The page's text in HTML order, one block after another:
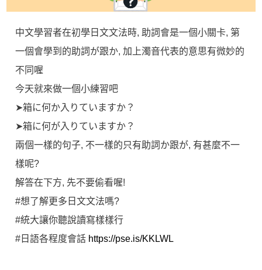
中文學習者在初學日文文法時, 助詞會是一個小關卡, 第
一個會學到的助詞が跟か, 加上濁音代表的意思有微妙的
不同喔
今天就來做一個小練習吧
➤箱に何か入りていますか？
➤箱に何が入りていますか？
兩個一樣的句子, 不一樣的只有助詞か跟が, 有甚麼不一
樣呢?
解答在下方, 先不要偷看喔!
#想了解更多日文文法嗎?
#統大讓你聽說讀寫樣樣行
#日語各程度會話 https://pse.is/KKLWL